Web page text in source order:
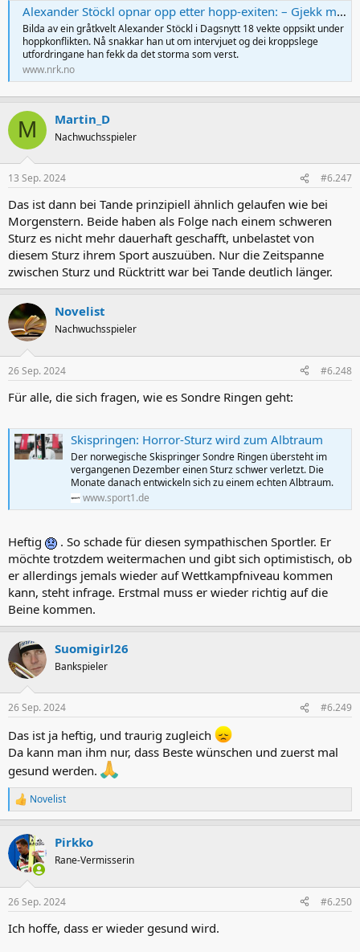
Alexander Stöckl opnar opp etter hopp-exiten: – Gjekk mykje ned i kroppsvekt
Bilda av ein gråtkvelt Alexander Stöckl i Dagsnytt 18 vekte oppsikt under
hoppkonflikten. Nå snakkar han ut om intervjuet og dei kroppslege
utfordringane han fekk da det storma som verst.
www.nrk.no
M Martin_D
Nachwuchsspieler
13 Sep. 2024 #6.247
Das ist dann bei Tande prinzipiell ähnlich gelaufen wie bei
Morgenstern. Beide haben als Folge nach einem schweren
Sturz es nicht mehr dauerhaft geschafft, unbelastet von
diesem Sturz ihrem Sport auszuüben. Nur die Zeitspanne
zwischen Sturz und Rücktritt war bei Tande deutlich länger.
Novelist
Nachwuchsspieler
26 Sep. 2024 #6.248
Für alle, die sich fragen, wie es Sondre Ringen geht:
Skispringen: Horror-Sturz wird zum Albtraum
Der norwegische Skispringer Sondre Ringen übersteht im
vergangenen Dezember einen Sturz schwer verletzt. Die
Monate danach entwickeln sich zu einem echten Albtraum.
www.sport1.de
Heftig
. So schade für diesen sympathischen Sportler. Er
möchte trotzdem weitermachen und gibt sich optimistisch, ob
er allerdings jemals wieder auf Wettkampfniveau kommen
kann, steht infrage. Erstmal muss er wieder richtig auf die
Beine kommen.
Suomigirl26
Bankspieler
26 Sep. 2024 #6.249
Das ist ja heftig, und traurig zugleich
Da kann man ihm nur, dass Beste wünschen und zuerst mal
gesund werden.
R
e
k
t
i
e
:
Novelist
Pirkko
Rane-Vermisserin
26 Sep. 2024 #6.250
Ich hoffe, dass er wieder gesund wird.